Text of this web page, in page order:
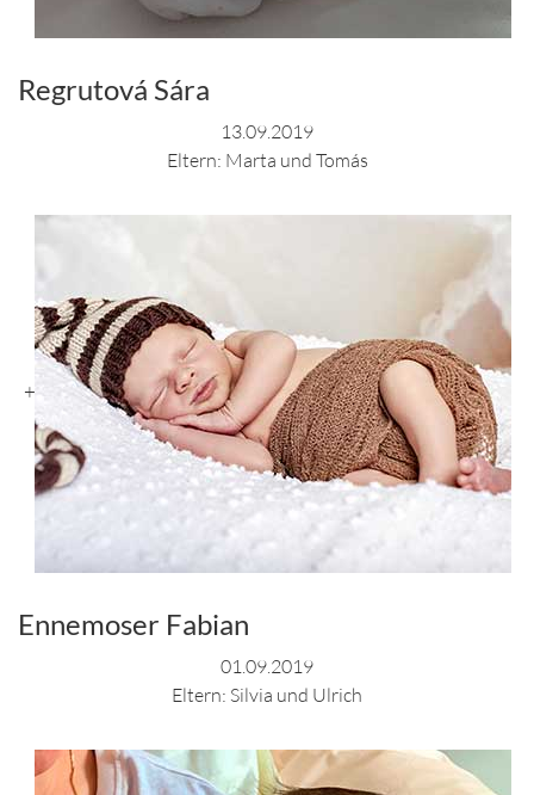
Regrutová Sára
13.09.2019
Eltern: Marta und Tomás
+
Ennemoser Fabian
01.09.2019
Eltern: Silvia und Ulrich